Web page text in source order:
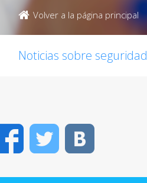
Volver a la página principal
Noticias sobre seguridad
FacebookTwitter